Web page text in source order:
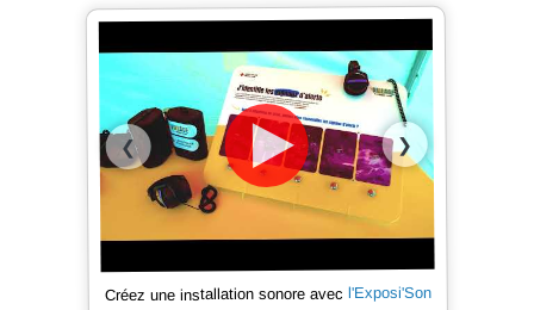
❮ ❯
Créez une installation sonore avec l'Exposi'Son